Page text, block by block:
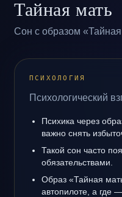
Тайная мать
Сон с образом
ПСИХОЛОГИЯ
Психологический
Психика через
важно снять
Такой сон часто
обязательствами.
Образ «Тайная
автопилоте, а где